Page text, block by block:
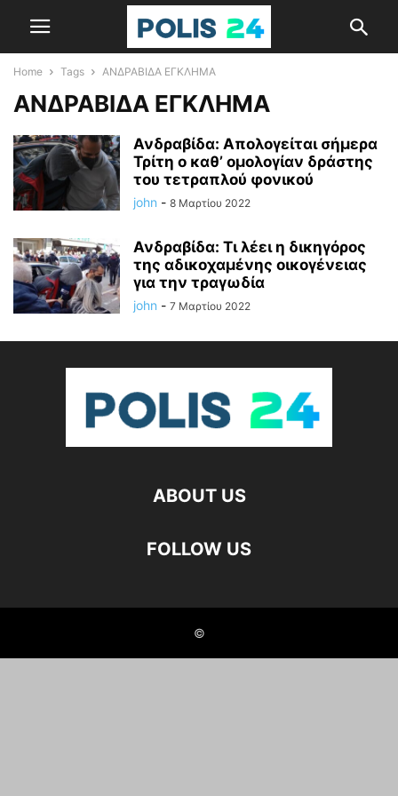
Home Tags ΑΝΔΡΑΒΙΔΑ ΕΓΚΛΗΜΑ
ΑΝΔΡΑΒΙΔΑ ΕΓΚΛΗΜΑ
Ανδραβίδα: Απολογείται σήμερα
Τρίτη ο καθ’ ομολογίαν δράστης
του τετραπλού φονικού
john - 8 Μαρτίου 2022
Ανδραβίδα: Τι λέει η δικηγόρος
της αδικοχαμένης οικογένειας
για την τραγωδία
john - 7 Μαρτίου 2022
ABOUT US
FOLLOW US
©